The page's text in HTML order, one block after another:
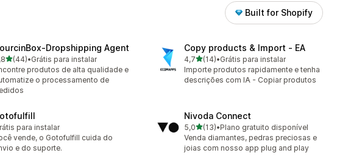
Built for Shopify
Agent
de 5 estrelas
(44)
avaliações ao todo
•Grátis para instalar
produtos de alta qualidade e
o processamento de
Copy products & Import ‑ EA
4,7de 5 estrelas
(14)
14 avaliações ao todo
•Grátis para instalar
Importe produtos rapidamente e tenha
descrições com IA - Copiar produtos
para instalar
vende, o Gotofulfill cuida do
e do suporte.
Nivoda Connect
5,0de 5 estrelas
(13)
13 avaliações ao todo
•Plano gratuito disponível
Venda diamantes, pedras preciosas e
joias com nosso app plug and play